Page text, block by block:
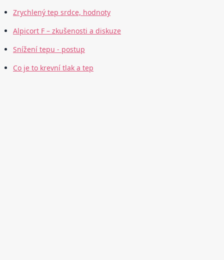
Zrychlený tep srdce, hodnoty
Alpicort F – zkušenosti a diskuze
Snížení tepu - postup
Co je to krevní tlak a tep